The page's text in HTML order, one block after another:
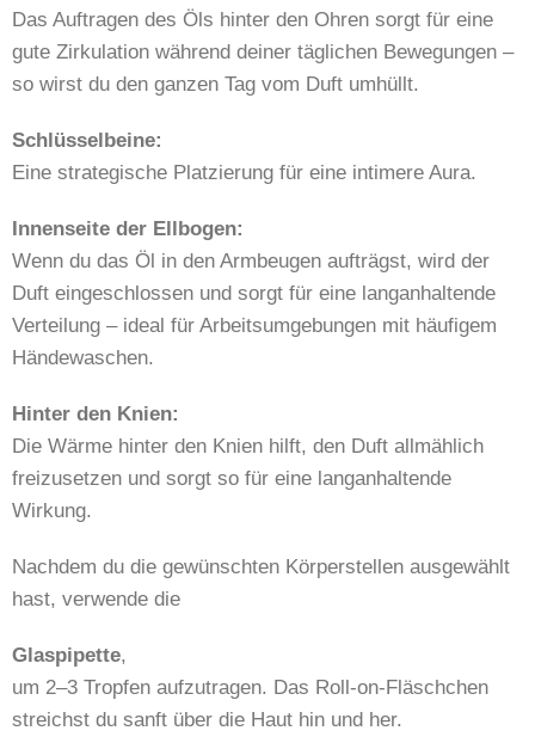
Das Auftragen des Öls hinter den Ohren sorgt für eine
gute Zirkulation während deiner täglichen Bewegungen –
so wirst du den ganzen Tag vom Duft umhüllt.
Schlüsselbeine:
Eine strategische Platzierung für eine intimere Aura.
Innenseite der Ellbogen:
Wenn du das Öl in den Armbeugen aufträgst, wird der
Duft eingeschlossen und sorgt für eine langanhaltende
Verteilung – ideal für Arbeitsumgebungen mit häufigem
Händewaschen.
Hinter den Knien:
Die Wärme hinter den Knien hilft, den Duft allmählich
freizusetzen und sorgt so für eine langanhaltende
Wirkung.
Nachdem du die gewünschten Körperstellen ausgewählt
hast, verwende die
Glaspipette,
um 2–3 Tropfen aufzutragen. Das Roll-on-Fläschchen
streichst du sanft über die Haut hin und her.